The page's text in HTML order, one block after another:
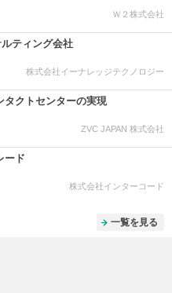
Ｗ２株式会社
ティング会社
株式会社イーナレッジテクノロジー
タクトセンターの実現
ZVC JAPAN 株式会社
ード
株式会社インターコード
一覧を見る